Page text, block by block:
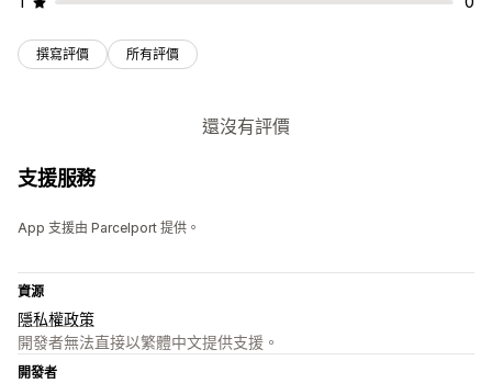
撰寫評價 所有評價
還沒有評價
支援服務
App 支援由 Parcelport 提供。
資源
隱私權政策
開發者無法直接以繁體中文提供支援。
開發者